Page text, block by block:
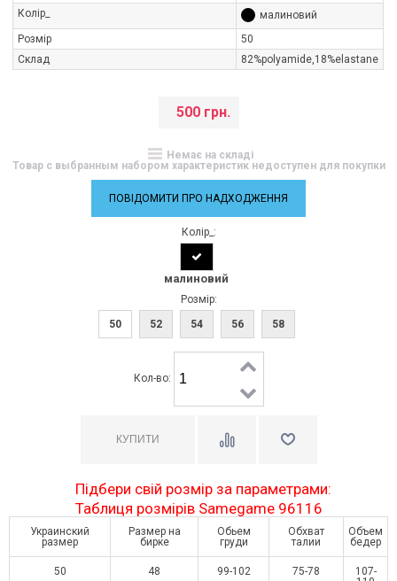
Колір_
малиновий
Розмір
50
Склад
82%polyamide,18%elastane
500 грн.
Немає на складі
Товар с выбранным набором характеристик недоступен для покупки
ПОВІДОМИТИ ПРО НАДХОДЖЕННЯ
Колір_:
малиновий
Розмір:
50
52 54 56 58
Кол-во:
Підбери свій розмір за параметрами:
Таблиця розмірів Samegame 96116
Украинский
размер
Размер на
бирке
Обьем
груди
Обхват
талии
Объем
бедер
50 48 99-102 75-78
107-